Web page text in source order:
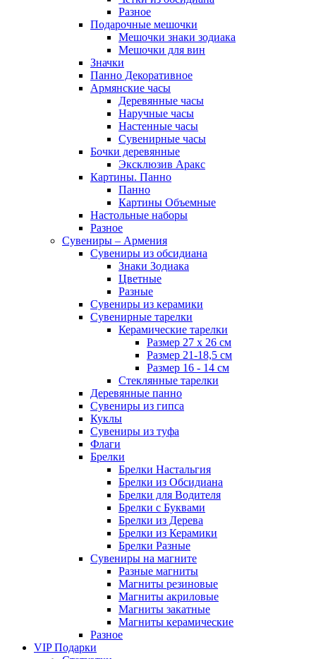
Разное
Подарочные мешочки
Мешочки знаки зодиака
Мешочки для вин
Значки
Панно Декоративное
Армянские часы
Деревянные часы
Наручные часы
Настенные часы
Сувенирные часы
Бочки деревянные
Эксклюзив Аракс
Картины. Панно
Панно
Картины Объемные
Настольные наборы
Разное
Сувениры – Армения
Сувениры из обсидиана
Знаки Зодиака
Цветные
Разные
Сувениры из керамики
Сувенирные тарелки
Керамические тарелки
Размер 27 х 26 см
Размер 21-18,5 см
Размер 16 - 14 см
Стеклянные тарелки
Деревянные панно
Сувениры из гипса
Куклы
Сувениры из туфа
Флаги
Брелки
Брелки Настальгия
Брелки из Обсидиана
Брелки для Водителя
Брелки с Буквами
Брелки из Дерева
Брелки из Керамики
Брелки Разные
Сувениры на магните
Разные магниты
Магниты резиновые
Магниты акриловые
Магниты закатные
Магниты керамические
Разное
VIP Подарки